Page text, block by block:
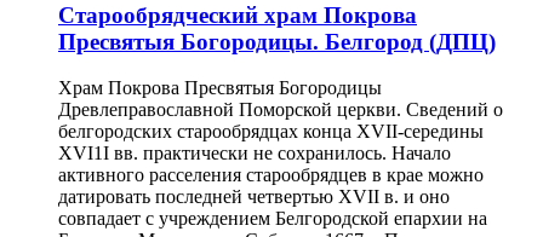
Старообрядческий храм Покрова
Пресвятыя Богородицы. Белгород (ДПЦ)
Храм Покрова Пресвятыя Богородицы
Древлеправославной Поморской церкви. Сведений о
белгородских старообрядцах конца XVII-середины
XVI1I вв. практически не сохранилось. Начало
активного расселе­ния старообрядцев в крае можно
датировать последней четвертью XVII в. и оно
совпадает с учреждением Белгородской епархии на